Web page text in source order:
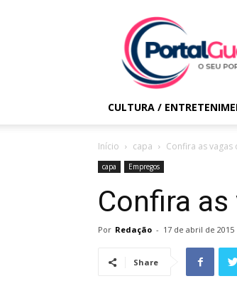
Portal
Guaçuano
CULTURA /
Início capa Confira as
capa Empregos
Confira
Por Redação - 17 de abril de 2015
Share